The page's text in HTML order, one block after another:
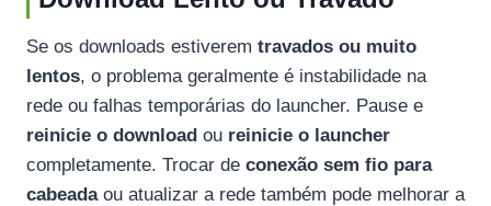
Se os downloads estiverem travados ou muito
lentos, o problema geralmente é instabilidade na
rede ou falhas temporárias do launcher. Pause e
reinicie o download ou reinicie o launcher
completamente. Trocar de conexão sem fio para
cabeadaou atualizar a rede também pode melhorar a